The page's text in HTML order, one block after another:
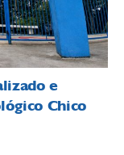
e
Chico